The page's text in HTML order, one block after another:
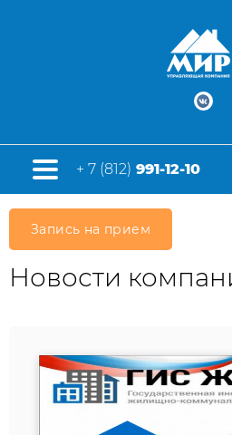
+ 7 (812) 991-12-10
Запись на прием
Новости